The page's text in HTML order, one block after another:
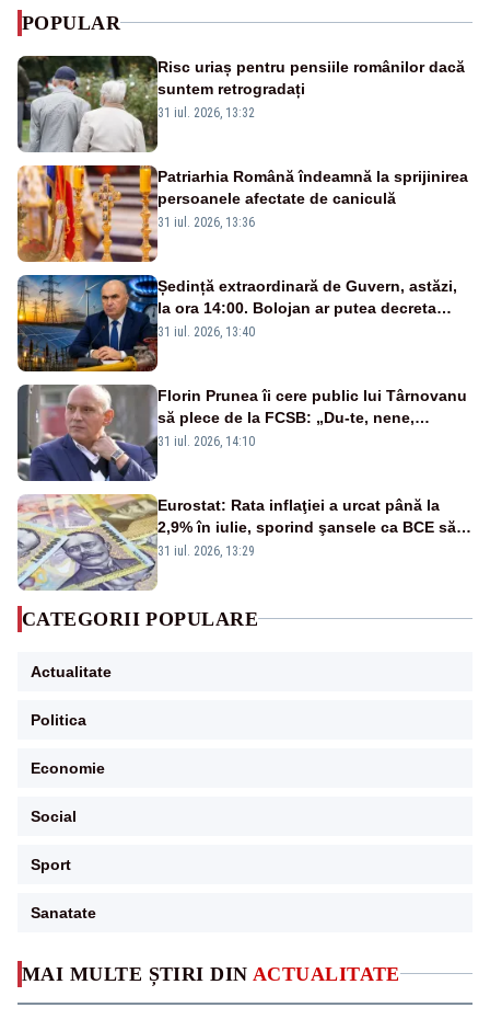
MAI MULTE ȘTIRI DIN ACTUALITATE
POPULAR
Risc uriaș pentru pensiile românilor dacă
suntem retrogradați
31 iul. 2026, 13:32
Patriarhia Română îndeamnă la sprijinirea
persoanele afectate de caniculă
31 iul. 2026, 13:36
Ședință extraordinară de Guvern, astăzi,
la ora 14:00. Bolojan ar putea decreta
stare de urgență energetică
31 iul. 2026, 13:40
Florin Prunea îi cere public lui Târnovanu
să plece de la FCSB: „Du-te, nene,
învârtindu-te!”
31 iul. 2026, 14:10
Eurostat: Rata inflaţiei a urcat până la
2,9% în iulie, sporind şansele ca BCE să
majoreze dobânda
31 iul. 2026, 13:29
CATEGORII POPULARE
Actualitate
Politica
Economie
Social
Sport
Sanatate